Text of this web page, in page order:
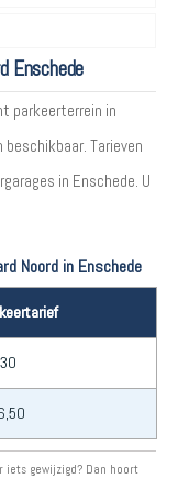
Enschede
parkeerterrein in
Tarieven
in Enschede. U
Noord in Enschede
iets gewijzigd? Dan hoort